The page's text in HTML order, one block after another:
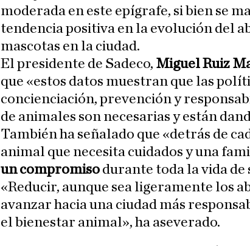
moderada en este epígrafe, si bien se
tendencia positiva en la evolución del
mascotas en la ciudad.
El presidente de Sadeco, Miguel Ruiz
que «estos datos muestran que las
concienciación, prevención y
de animales son necesarias y están
También ha señalado que «detrás de
animal que necesita cuidados y una
un compromiso durante toda la vida de
«Reducir, aunque sea ligeramente los
avanzar hacia una ciudad más
el bienestar animal», ha aseverado.